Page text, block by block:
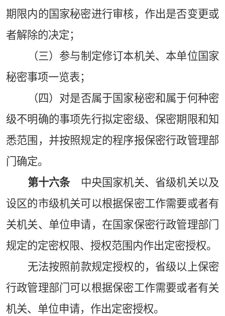
期限内的国家秘密进行审核，作出是否变更或
者解除的决定；
（三）参与制定修订本机关、本单位国家
秘密事项一览表；
（四）对是否属于国家秘密和属于何种密
级不明确的事项先行拟定密级、保密期限和知
悉范围，并按照规定的程序报保密行政管理部
门确定。
第十六条中央国家机关、省级机关以及
设区的市级机关可以根据保密工作需要或者有
关机关、单位申请，在国家保密行政管理部门
规定的定密权限、授权范围内作出定密授权。
无法按照前款规定授权的，省级以上保密
行政管理部门可以根据保密工作需要或者有关
机关、单位申请，作出定密授权。